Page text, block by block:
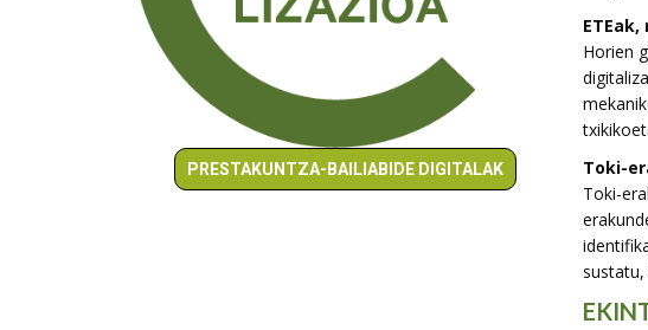
PRESTAKUNTZA-BAILIABIDE DIGITALAK
Horien
Toki-
Toki-